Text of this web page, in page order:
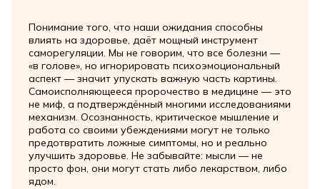
Понимание того, что наши ожидания способны
влиять на здоровье, даёт мощный инструмент
саморегуляции. Мы не говорим, что все болезни —
«в голове», но игнорировать психоэмоциональный
аспект — значит упускать важную часть картины.
Самоисполняющееся пророчество в медицине — это
не миф, а подтверждённый многими исследованиями
механизм. Осознанность, критическое мышление и
работа со своими убеждениями могут не только
предотвратить ложные симптомы, но и реально
улучшить здоровье. Не забывайте: мысли — не
просто фон, они могут стать либо лекарством, либо
ядом.